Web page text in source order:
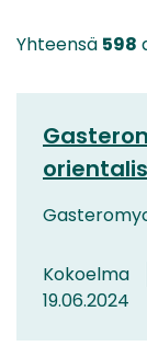
Yhteensä 598
orientalis
Kokoelma
19.06.2024